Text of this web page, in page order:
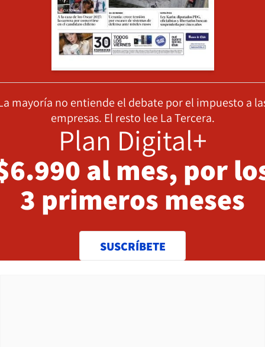
mayoría no entiende el debate por el impuesto a
empresas. El resto lee La Tercera.
Plan Digital+
al mes, por
3 primeros meses
SUSCRÍBETE